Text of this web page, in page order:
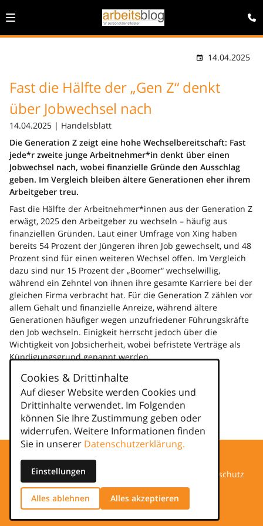
14.04.2025
Fast die Hälfte der „Gen Z“ denkt
über Jobwechsel nach
14.04.2025 | Handelsblatt
Die Generation Z zeigt eine hohe Wechselbereitschaft: Fast
jede*r zweite junge Arbeitnehmer*in denkt über einen
Jobwechsel nach, wobei finanzielle Gründe den Ausschlag
geben. Im Vergleich bleiben ältere Generationen eher ihrem
Arbeitgeber treu.
Fast die Hälfte der Arbeitnehmer*innen aus der Generation Z
erwägt, 2025 den Arbeitgeber zu wechseln – häufig aus
finanziellen Gründen. Laut einer Umfrage von Xing haben
bereits 54 Prozent der Jüngeren ihren Job gewechselt, und 48
Prozent sind für einen weiteren Wechsel offen. Im Vergleich
dazu sind nur 15 Prozent der „Boomer“ wechselwillig,
während ein Zehntel von ihnen ihre gesamte Karriere bei der
gleichen Firma verbracht hat. Für die Generation Z zählen vor
allem Gehalt und finanzielle Anreize, während ältere
Generationen häufiger wegen unzufriedener Führungskräfte
den Job wechseln. Einigkeit herrscht jedoch über die
Wichtigkeit von Jobsicherheit, wobei befristete Verträge als
Kündigungsgrund genannt werden.
Weiterlesen
Kategorien
news
Datenschutz
Impressum
Cookies & Drittinhalte
Auf dieser Website werden Cookies und
Drittinhalte verwendet. Im Folgenden
können Sie Ihre Zustimmung geben oder
widerrufen. Weitere Informationen finden
Sie in unserer Datenschutzerklärung.
Einstellungen
Alles ablehnen Alles akzeptieren